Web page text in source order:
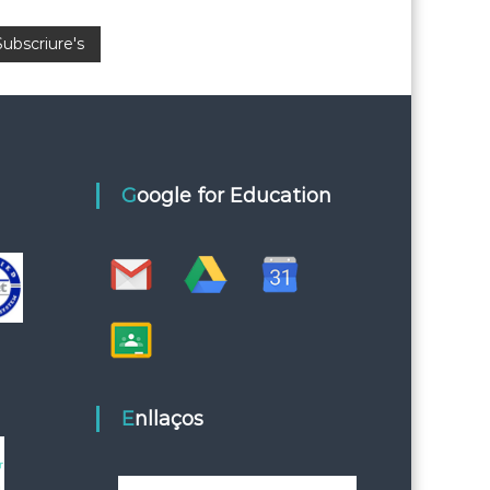
Google for Education
Enllaços